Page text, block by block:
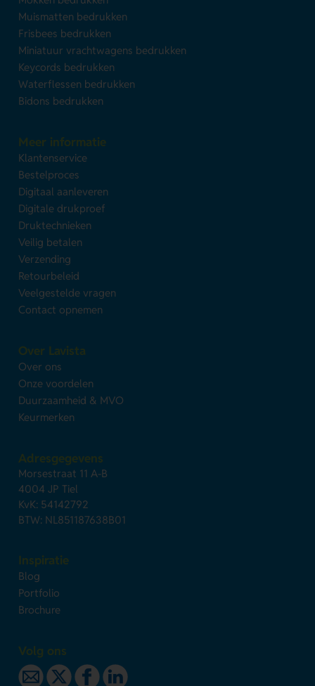
Muismatten bedrukken
Frisbees bedrukken
Miniatuur vrachtwagens bedrukken
Keycords bedrukken
Waterflessen bedrukken
Bidons bedrukken
Meer informatie
Klantenservice
Bestelproces
Digitaal aanleveren
Digitale drukproef
Druktechnieken
Veilig betalen
Verzending
Retourbeleid
Veelgestelde vragen
Contact opnemen
Over Lavista
Over ons
Onze voordelen
Duurzaamheid & MVO
Keurmerken
Adresgegevens
Morsestraat 11 A-B
4004 JP Tiel
KvK: 54142792
BTW: NL851187638B01
Inspiratie
Blog
Portfolio
Brochure
Volg ons